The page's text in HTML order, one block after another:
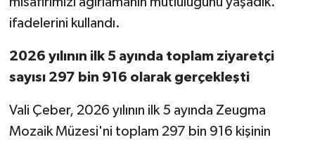
ifadelerini kullandı.
2026 yılının ilk 5 ayında toplam ziyaretçi
sayısı 297 bin 916 olarak gerçekleşti
Vali Çeber, 2026 yılının ilk 5 ayında Zeugma
Mozaik Müzesi'ni toplam 297 bin 916 kişinin